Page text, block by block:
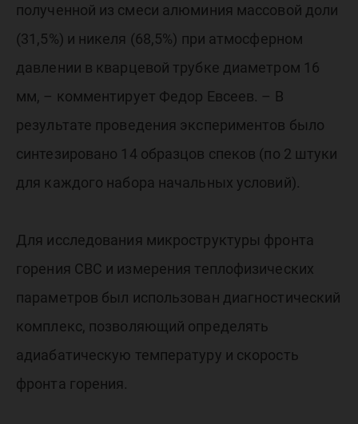
полученной из смеси алюминия массовой доли
(31,5%) и никеля (68,5%) при атмосферном
давлении в кварцевой трубке диаметром 16
мм, – комментирует Федор Евсеев. – В
результате проведения экспериментов было
синтезировано 14 образцов спеков (по 2 штуки
для каждого набора начальных условий).
Для исследования микроструктуры фронта
горения СВС и измерения теплофизических
параметров был использован диагностический
комплекс, позволяющий определять
адиабатическую температуру и скорость
фронта горения.